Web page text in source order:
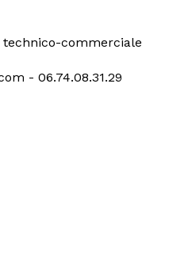
technico-commerciale
- 06.74.08.31.29